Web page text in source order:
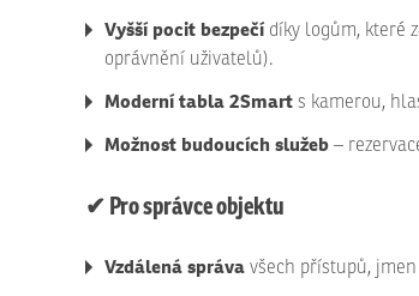
Vyšší pocit bezpečí díky logům, které
oprávnění uživatelů).
Moderní tabla 2Smart s kamerou,
Možnost budoucích služeb –
✔ Pro správce objektu
Vzdálená správa všech přístupů,